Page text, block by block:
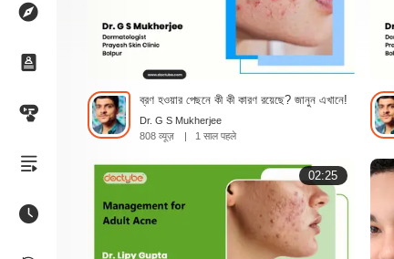
ব্রণ হওয়ার পেছনে কী কী কারণ রয়েছে? জানুন এখানে!
Dr. G S Mukherjee
808 व्यूज़
| 1 साल पहले
02:25